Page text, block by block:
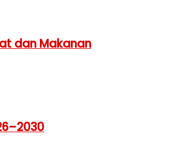
dan Makanan